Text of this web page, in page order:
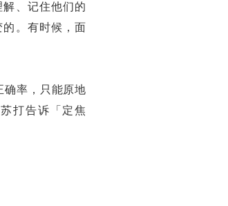
、记住他们的
。有时候，面
确率，只能原地
打告诉「定焦